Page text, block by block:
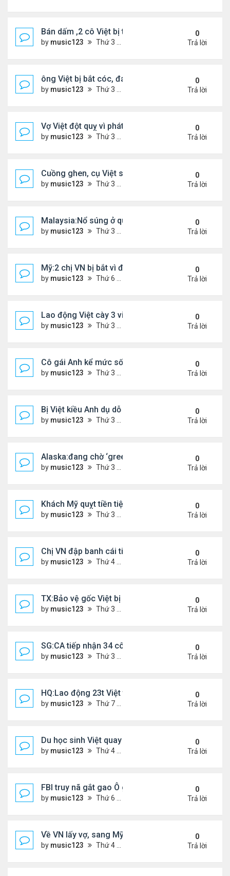
Bán dấm ,2 cô Việt bị tịch thu hơn $291,000 tiền
by music123 Thứ 3 Tháng 4 21, 2026 6:43 pm
0
Trả lời
ông Việt bị bắt cóc, đánh đập khi đi gửi tiền ngân
by music123 Thứ 3 Tháng 4 21, 2026 6:22 pm
0
Trả lời
Vợ Việt đột quỵ vì phát hiện chồng có bồ và con
by music123 Thứ 3 Tháng 4 21, 2026 6:17 pm
0
Trả lời
Cuồng ghen, cụ Việt sát hại vợ trẻ
by music123 Thứ 3 Tháng 4 21, 2026 6:10 pm
0
Trả lời
Malaysia:Nổ súng ở quán ăn ,một người phụ nữ
by music123 Thứ 3 Tháng 4 21, 2026 6:00 pm
0
Trả lời
Mỹ:2 chị VN bị bắt vì đem bòn bòn vào Mỹ
by music123 Thứ 6 Tháng 4 10, 2026 6:40 pm
0
Trả lời
Lao động Việt cày 3 việc cùng lúc, thu nhập tới
by music123 Thứ 3 Tháng 3 31, 2026 4:59 pm
0
Trả lời
Cô gái Anh kể mức sống 'rẻ khó tin' ở Đà Nẵng
by music123 Thứ 3 Tháng 3 31, 2026 4:52 pm
0
Trả lời
Bị Việt kiều Anh dụ dỗ "chuyển tiền - nhận quà"...
by music123 Thứ 3 Tháng 3 31, 2026 4:41 pm
0
Trả lời
Alaska:đang chờ ‘green card,’ đi trình diện ICE, bị
by music123 Thứ 3 Tháng 3 31, 2026 4:29 pm
0
Trả lời
Khách Mỹ quỵt tiền tiệm nail người Việt
by music123 Thứ 3 Tháng 3 31, 2026 4:25 pm
0
Trả lời
Chị VN đập banh cái tiệm Dollar Tree
by music123 Thứ 4 Tháng 3 25, 2026 7:25 pm
0
Trả lời
TX:Bảo vệ gốc Việt bị bắn trọng thương trong vụ
by music123 Thứ 3 Tháng 3 24, 2026 6:27 pm
0
Trả lời
SG:CA tiếp nhận 34 công dân VN bị Mỹ trục xuất
by music123 Thứ 3 Tháng 3 24, 2026 5:09 pm
0
Trả lời
HQ:Lao động 23t Việt tử vong do bị cuốn vào máy
by music123 Thứ 7 Tháng 3 21, 2026 4:50 pm
0
Trả lời
Du học sinh Việt quay lén hơn 100 phụ nữ trong
by music123 Thứ 4 Tháng 3 18, 2026 6:53 pm
0
Trả lời
FBI truy nã gắt gao Ô gốc Việt tại Mỹ
by music123 Thứ 6 Tháng 3 13, 2026 8:33 pm
0
Trả lời
Về VN lấy vợ, sang Mỹ sống lại mâu thuẫn
by music123 Thứ 4 Tháng 3 11, 2026 4:49 pm
0
Trả lời